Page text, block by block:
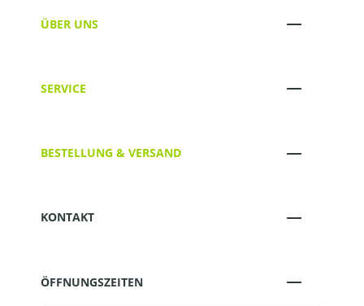
ÜBER UNS
SERVICE
BESTELLUNG & VERSAND
KONTAKT
ÖFFNUNGSZEITEN